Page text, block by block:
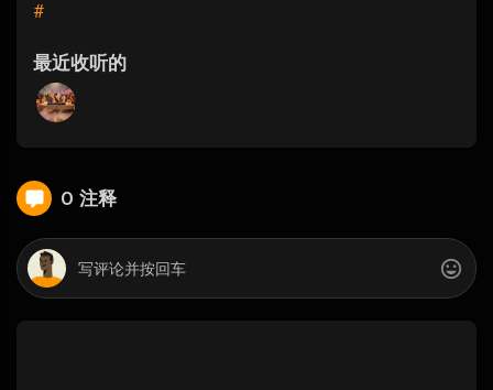
#
最近收听的
0 注释